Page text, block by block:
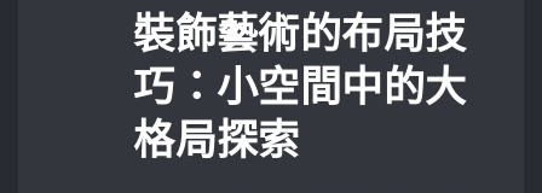
裝飾藝術的布局技
巧：小空間中的大
格局探索